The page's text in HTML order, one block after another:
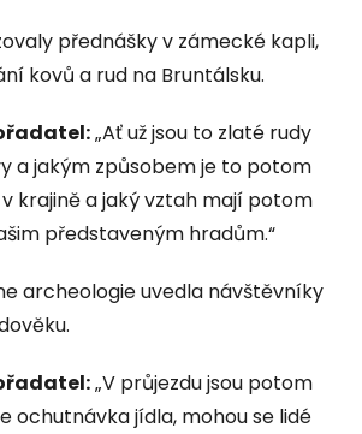
přednášky v zámecké kapli,
kovů a rud na Bruntálsku.
„Ať už jsou to zlaté rudy
a jakým způsobem je to potom
krajině a jaký vztah mají potom
představeným hradům.“
archeologie uvedla návštěvníky
„V průjezdu jsou potom
ochutnávka jídla, mohou se lidé